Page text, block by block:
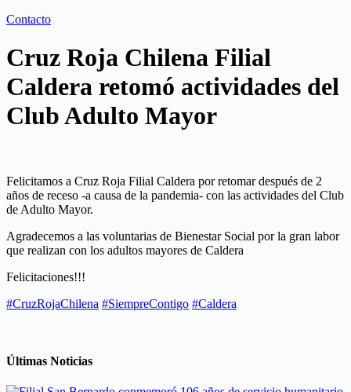
Contacto
Cruz Roja Chilena Filial
Caldera retomó actividades del
Club Adulto Mayor
Felicitamos a Cruz Roja Filial Caldera por retomar después de 2
años de receso -a causa de la pandemia- con las actividades del Club
de Adulto Mayor.
Agradecemos a las voluntarias de Bienestar Social por la gran labor
que realizan con los adultos mayores de Caldera
Felicitaciones!!!
#CruzRojaChilena #SiempreContigo #Caldera
Últimas Noticias